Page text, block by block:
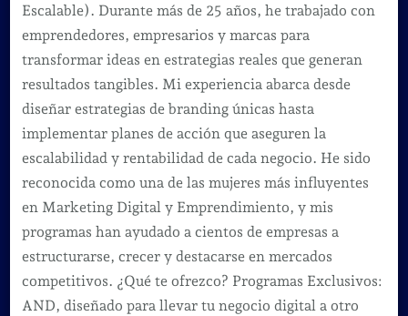
Escalable). Durante más de 25 años, he trabajado con
emprendedores, empresarios y marcas para
transformar ideas en estrategias reales que generan
resultados tangibles. Mi experiencia abarca desde
diseñar estrategias de branding únicas hasta
implementar planes de acción que aseguren la
escalabilidad y rentabilidad de cada negocio. He sido
reconocida como una de las mujeres más influyentes
en Marketing Digital y Emprendimiento, y mis
programas han ayudado a cientos de empresas a
estructurarse, crecer y destacarse en mercados
competitivos. ¿Qué te ofrezco? Programas Exclusivos:
AND, diseñado para llevar tu negocio digital a otro